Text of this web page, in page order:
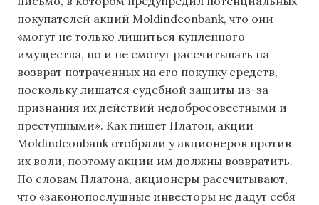
покупателей акций Moldindconbank, что они
«могут не только лишиться купленного
имущества, но и не смогут рассчитывать на
возврат потраченных на его покупку средств,
поскольку лишатся судебной защиты из-за
признания их действий недобросовестными и
преступными». Как пишет Платон, акции
Moldindconbank отобрали у акционеров против
их воли, поэтому акции им должны возвратить.
По словам Платона, акционеры рассчитывают,
что «законопослушные инвесторы не дадут себя